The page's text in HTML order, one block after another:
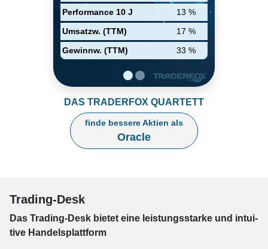
Performance 10 J
13 %
Umsatzw. (TTM)
17 %
Gewinnw. (TTM)
33 %
DAS TRADERFOX QUARTETT
finde bessere Aktien als
Oracle
Trading-Desk
Das Trading-Desk bie­tet eine leis­tungs­star­ke und in­tui­
tive Han­dels­platt­form